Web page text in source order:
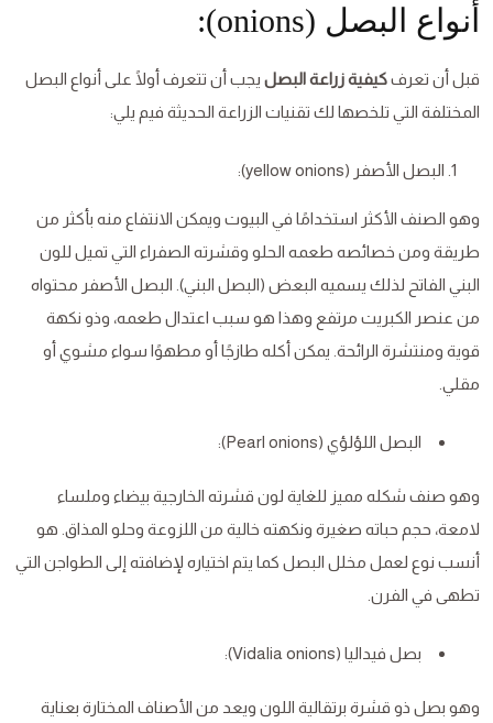
أنواع البصل (onions):
قبل أن تعرفكيفية زراعة البصل يجب أن تتعرف أولًا على أنواع البصل
المختلفة التي تلخصها لك تقنيات الزراعة الحديثة فيم يلي:
البصل الأصفر (yellow onions):
وهو الصنف الأكثر استخدامًا في البيوت ويمكن الانتفاع منه بأكثر من
طريقة ومن خصائصه طعمه الحلو وقشرته الصفراء التي تميل للون
البني الفاتح لذلك يسميه البعض (البصل البني). البصل الأصفر محتواه
من عنصر الكبريت مرتفع وهذا هو سبب اعتدال طعمه، وذو نكهة
قوية ومنتشرة الرائحة. يمكن أكله طازجًا أو مطهوًا سواء مشوي أو
مقلي.
البصل اللؤلؤي (Pearl onions):
وهو صنف شكله مميز للغاية لون قشرته الخارجية بيضاء وملساء
لامعة، حجم حباته صغيرة ونكهته خالية من اللزوعة وحلو المذاق. هو
أنسب نوع لعمل مخلل البصل كما يتم اختياره لإضافته إلى الطواجن التي
تطهى في الفرن.
بصل فيداليا (Vidalia onions):
وهو بصل ذو قشرة برتقالية اللون ويعد من الأصناف المختارة بعناية